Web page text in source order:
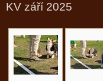
KV září 2025